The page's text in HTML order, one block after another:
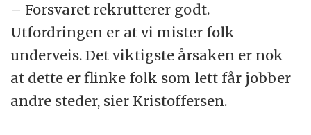
– Forsvaret rekrutterer godt.
Utfordringen er at vi mister folk
underveis. Det viktigste årsaken er nok
at dette er flinke folk som lett får jobber
andre steder, sier Kristoffersen.